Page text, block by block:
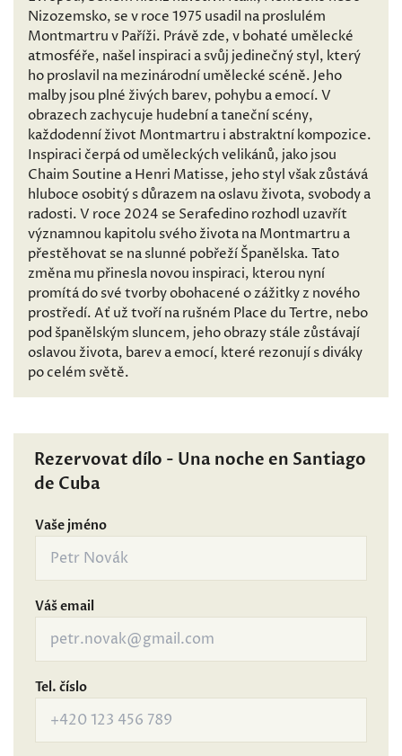
Nizozemsko, se v roce 1975 usadil na proslulém
Montmartru v Paříži. Právě zde, v bohaté umělecké
atmosféře, našel inspiraci a svůj jedinečný styl, který
ho proslavil na mezinárodní umělecké scéně. Jeho
malby jsou plné živých barev, pohybu a emocí. V
obrazech zachycuje hudební a taneční scény,
každodenní život Montmartru i abstraktní kompozice.
Inspiraci čerpá od uměleckých velikánů, jako jsou
Chaim Soutine a Henri Matisse, jeho styl však zůstává
hluboce osobitý s důrazem na oslavu života, svobody a
radosti. V roce 2024 se Serafedino rozhodl uzavřít
významnou kapitolu svého života na Montmartru a
přestěhovat se na slunné pobřeží Španělska. Tato
změna mu přinesla novou inspiraci, kterou nyní
promítá do své tvorby obohacené o zážitky z nového
prostředí. Ať už tvoří na rušném Place du Tertre, nebo
pod španělským sluncem, jeho obrazy stále zůstávají
oslavou života, barev a emocí, které rezonují s diváky
po celém světě.
Rezervovat dílo - Una noche en Santiago
de Cuba
Vaše jméno
Váš email
Tel. číslo